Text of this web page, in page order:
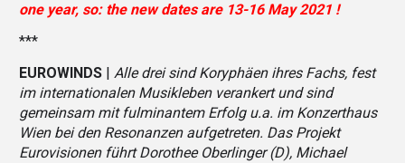
one year, so: the new dates are 13-16 May 2021 !
***
EUROWINDS | Alle drei sind Koryphäen ihres Fachs, fest
im internationalen Musikleben verankert und sind
gemeinsam mit fulminantem Erfolg u.a. im Konzerthaus
Wien bei den Resonanzen aufgetreten. Das Projekt
Eurovisionen führt Dorothee Oberlinger (D), Michael